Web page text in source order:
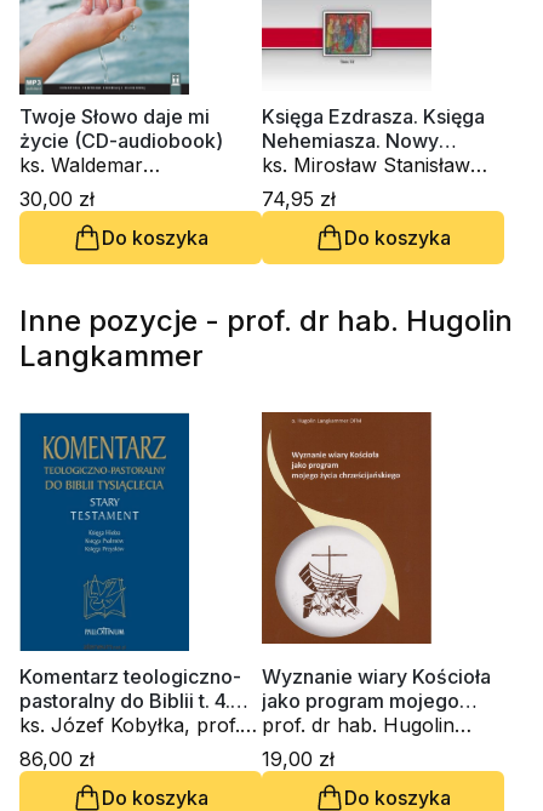
Twoje Słowo daje mi
życie (CD-audiobook)
ks. Waldemar
Chrostowski, ks. Mirosław
Stanisław Wróbel, ks.
Krzysztof Wons SDS, ks.
Piotr Szyrszeń SDS
30,00 zł
Do koszyka
Księga Ezdrasza. Księga
Nehemiasza. Nowy
Komentarz Biblijny. Tom
XI
ks. Mirosław Stanisław
Wróbel
74,95 zł
Do koszyka
Inne pozycje - prof. dr hab. Hugolin
Langkammer
Komentarz teologiczno-
pastoralny do Biblii t. 4.
Stary Testament
ks. Józef Kobyłka, prof.
dr hab. Hugolin
Langkammer, ks.
Mieczysław Mikołajczak
86,00 zł
Do koszyka
Wyznanie wiary Kościoła
jako program mojego
życia chrześćijańskiego
prof. dr hab. Hugolin
Langkammer
19,00 zł
Do koszyka